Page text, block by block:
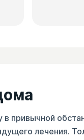
в привычной
лечения.